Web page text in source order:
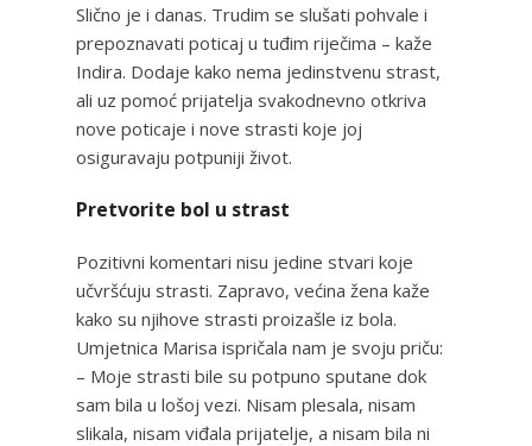
Slično je i danas. Trudim se slušati pohvale i
prepoznavati poticaj u tuđim riječima – kaže
Indira. Dodaje kako nema jedinstvenu strast,
ali uz pomoć prijatelja svakodnevno otkriva
nove poticaje i nove strasti koje joj
osiguravaju potpuniji život.
Pretvorite bol u strast
Pozitivni komentari nisu jedine stvari koje
učvršćuju strasti. Zapravo, većina žena kaže
kako su njihove strasti proizašle iz bola.
Umjetnica Marisa ispričala nam je svoju priču:
– Moje strasti bile su potpuno sputane dok
sam bila u lošoj vezi. Nisam plesala, nisam
slikala, nisam viđala prijatelje, a nisam bila ni